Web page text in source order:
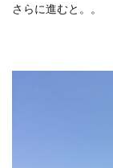
さらに進むと。。